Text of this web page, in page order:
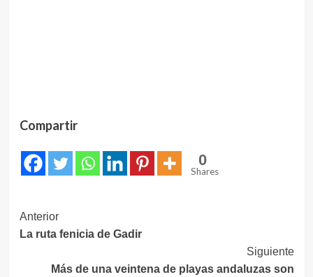
Compartir
0
Shares
Navegación
de
entradas
Anterior
La ruta fenicia de Gadir
Siguiente
Más de una veintena de playas andaluzas son